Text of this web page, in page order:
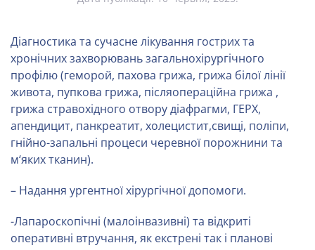
Діагностика та сучасне лікування гострих та
хронічних захворювань загальнохірургічного
профілю (геморой, пахова грижа, грижа білої лінії
живота, пупкова грижа, післяопераційна грижа ,
грижа стравохідного отвору діафрагми, ГЕРХ,
апендицит, панкреатит, холецистит,свищі, поліпи,
гнійно-запальні процеси черевної порожнини та
м‘яких тканин).
– Надання ургентної хірургічної допомоги.
-Лапароскопічні (малоінвазивні) та відкриті
оперативні втручання, як екстрені так і планові